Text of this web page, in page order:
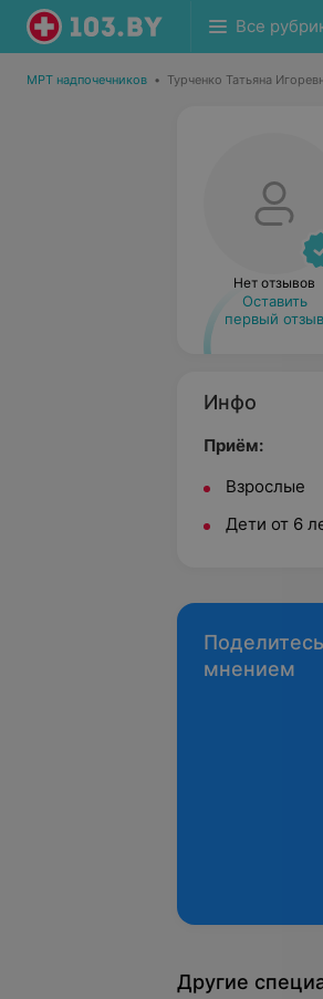
Все
МРТ надпочечников • Турченко Татьяна
Нет отзывов
Оставить
первый отзыв
Инфо
Приём:
Взрослые
Дети от 6
Поделитесь
мнением
Другие